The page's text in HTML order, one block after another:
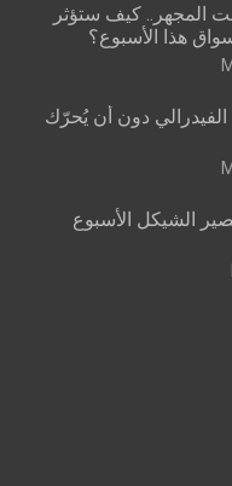
المجهر.. كيف ستؤثر
هذا الأسبوع؟
دون أن يُحرّك
الشيكل الأسبوع